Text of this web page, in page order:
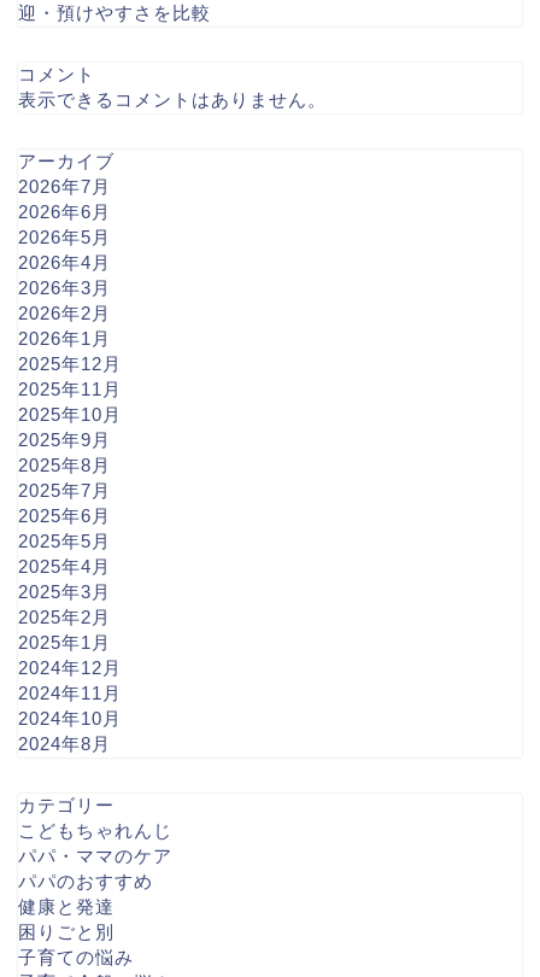
迎・預けやすさを比較
コメント
表示できるコメントはありません。
アーカイブ
2026年7月
2026年6月
2026年5月
2026年4月
2026年3月
2026年2月
2026年1月
2025年12月
2025年11月
2025年10月
2025年9月
2025年8月
2025年7月
2025年6月
2025年5月
2025年4月
2025年3月
2025年2月
2025年1月
2024年12月
2024年11月
2024年10月
2024年8月
カテゴリー
こどもちゃれんじ
パパ・ママのケア
パパのおすすめ
健康と発達
困りごと別
子育ての悩み